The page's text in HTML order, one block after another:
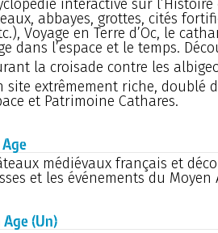
interactive sur l’Histoire
abbayes, grottes, cités
Voyage en Terre d’Oc, le
dans l’espace et le temps.
la croisade contre les
site extrêmement riche, doublé
et Patrimoine Cathares.
médiévaux français et
et les événements du Moyen
(Un)